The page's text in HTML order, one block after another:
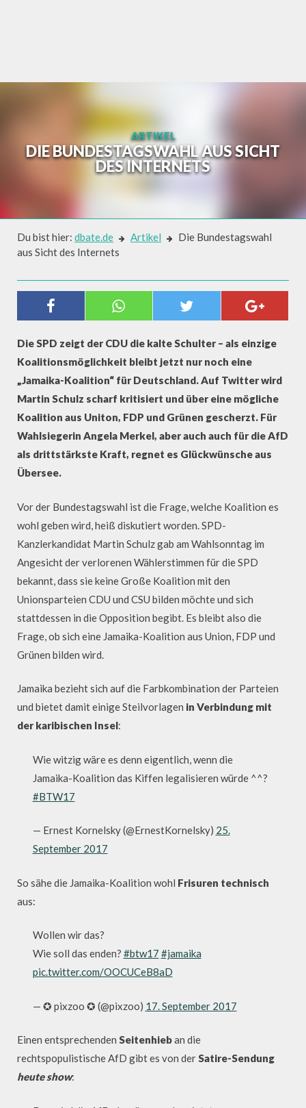
ARTIKEL
DIE BUNDESTAGSWAHL AUS SICHT
DES INTERNETS
Du bist hier: dbate.de Artikel
Die Bundestagswahl
aus Sicht des Internets
DIE BUNDESTAGSWAHL AUS
SICHT DES INTERNETS
Die SPD zeigt der CDU die kalte Schulter – als einzige
Koalitionsmöglichkeit bleibt jetzt nur noch eine
„Jamaika-Koalition“ für Deutschland. Auf Twitter wird
Martin Schulz scharf kritisiert und über eine mögliche
Koalition aus Uniton, FDP und Grünen gescherzt. Für
Wahlsiegerin Angela Merkel, aber auch auch für die AfD
als drittstärkste Kraft, regnet es Glückwünsche aus
Übersee.
Vor der Bundestagswahl ist die Frage, welche Koalition es
wohl geben wird, heiß diskutiert worden. SPD-
Kanzlerkandidat Martin Schulz gab am Wahlsonntag im
Angesicht der verlorenen Wählerstimmen für die SPD
bekannt, dass sie keine Große Koalition mit den
Unionsparteien CDU und CSU bilden möchte und sich
stattdessen in die Opposition begibt. Es bleibt also die
Frage, ob sich eine Jamaika-Koalition aus Union, FDP und
Grünen bilden wird.
Jamaika bezieht sich auf die Farbkombination der Parteien
und bietet damit einige Steilvorlagen in Verbindung mit
der karibischen Insel:
Wie witzig wäre es denn eigentlich, wenn die
Jamaika-Koalition das Kiffen legalisieren würde ^^?
#BTW17
— Ernest Kornelsky (@ErnestKornelsky) 25.
September 2017
So sähe die Jamaika-Koalition wohl Frisuren technisch
aus:
Wollen wir das?
Wie soll das enden? #btw17 #jamaika
pic.twitter.com/OOCUCeB8aD
— ✪ pixzoo ✪ (@pixzoo) 17. September 2017
Einen entsprechenden Seitenhieban die
rechtspopulistische AfD gibt es von derSatire-Sendung
heute show: